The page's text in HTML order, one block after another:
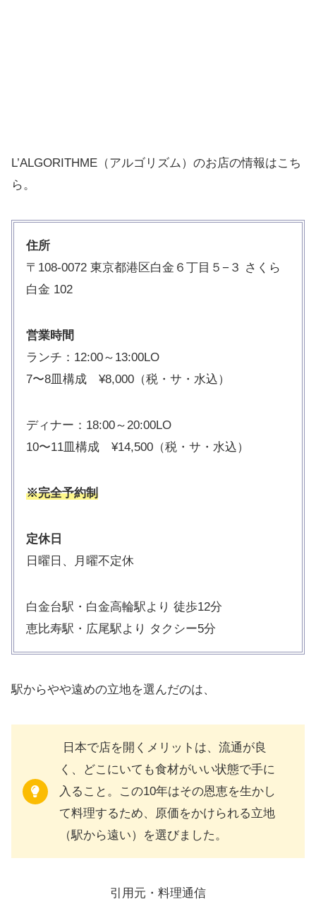
L’ALGORITHME（アルゴリズム）のお店の情報はこち
ら。
住所
〒108-0072 東京都港区白金６丁目５−３ さくら
白金 102
営業時間
ランチ：12:00～13:00LO
7〜8皿構成 ¥8,000（税・サ・水込）
ディナー：18:00～20:00LO
10〜11皿構成 ¥14,500（税・サ・水込）
※完全予約制
定休日
日曜日、月曜不定休
白金台駅・白金高輪駅より 徒歩12分
恵比寿駅・広尾駅より タクシー5分
駅からやや遠めの立地を選んだのは、
日本で店を開くメリットは、流通が良
く、どこにいても食材がいい状態で手に
入ること。この10年はその恩恵を生かし
て料理するため、原価をかけられる立地
（駅から遠い）を選びました。
引用元・料理通信